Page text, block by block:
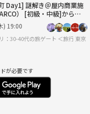
Day1] 謎解き＠屋内商業施
） [初級・中級]から難
できます
) 19:00
：30-40代の旅ゲート ＜旅行・世
東京
が必要です